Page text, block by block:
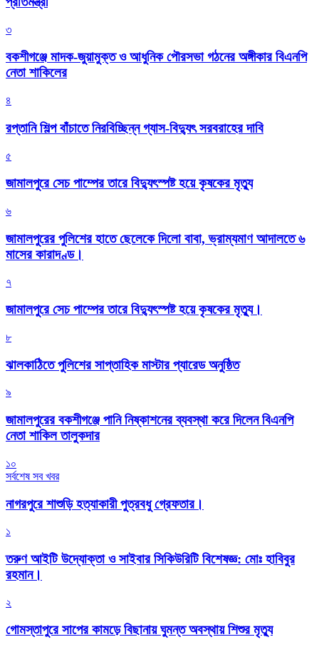
৩
বকশীগঞ্জে মাদক-জুয়ামুক্ত ও আধুনিক পৌরসভা গঠনের অঙ্গীকার বিএনপি
নেতা শাকিলের
৪
রপ্তানি শিল্প বাঁচাতে নিরবিচ্ছিন্ন গ্যাস-বিদ্যুৎ সরবরাহের দাবি
৫
জামালপুরে সেচ পাম্পের তারে বিদ্যুৎস্পষ্ট হয়ে কৃষকের মৃত্যু
৬
জামালপুরের পুলিশের হাতে ছেলেকে দিলো বাবা, ভ্রাম্যমাণ আদালতে ৬
মাসের কারাদণ্ড।
৭
জামালপুরে সেচ পাম্পের তারে বিদ্যুৎস্পষ্ট হয়ে কৃষকের মৃত্যু।
৮
‎ঝালকাঠিতে পুলিশের সাপ্তাহিক মাস্টার প্যারেড অনুষ্ঠিত
৯
জামালপুরের বকশীগঞ্জে পানি নিষ্কাশনের ব্যবস্থা করে দিলেন বিএনপি
নেতা শাকিল তালুকদার
১০
সর্বশেষ সব খবর
নাগরপুরে শাশুড়ি হত্যাকারী পুত্রবধু গ্রেফতার।
১
তরুণ আইটি উদ্যোক্তা ও সাইবার সিকিউরিটি বিশেষজ্ঞ: মোঃ হাবিবুর
রহমান।
২
গোমস্তাপুরে সাপের কামড়ে বিছানায় ঘুমন্ত অবস্থায় শিশুর মৃত্যু